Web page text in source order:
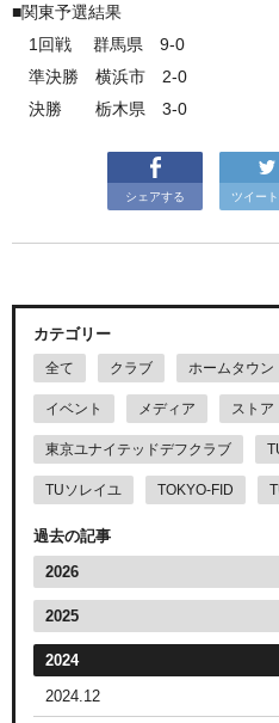
■関東予選結果
1回戦 群馬県 9-0
準決勝 横浜市 2-0
決勝 栃木県 3-0
シェアする ツイー
カテゴリー
全て クラブ ホームタウン
イベント メディア ストア
東京ユナイテッドデフクラブ
TUソレイユ TOKYO-FID
過去の記事
2026
2025
2024
2024.12